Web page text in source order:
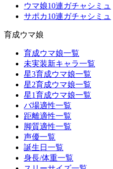
ウマ娘10連ガチャシミュ
サポカ10連ガチャシミュ
育成ウマ娘
育成ウマ娘一覧
未実装新キャラ一覧
星3育成ウマ娘一覧
星2育成ウマ娘一覧
星1育成ウマ娘一覧
バ場適性一覧
距離適性一覧
脚質適性一覧
声優一覧
誕生日一覧
身長/体重一覧